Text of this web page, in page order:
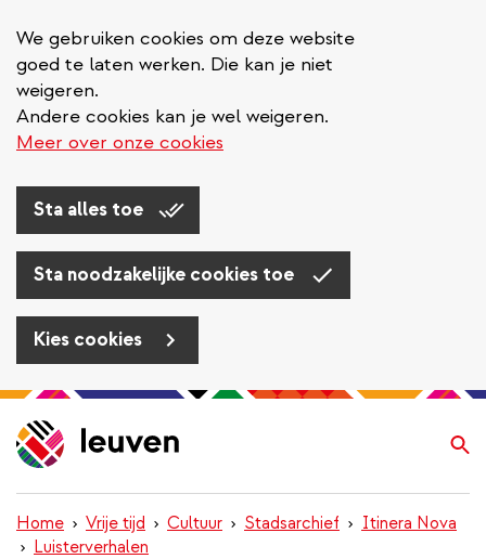
We gebruiken cookies om deze website
goed te laten werken. Die kan je niet
weigeren.
Andere cookies kan je wel weigeren.
Meer over onze cookies
Sta alles toe
Sta noodzakelijke cookies toe
Kies cookies
Overslaan
en
naar
inhoud
gaan
Home Vrije tijd Cultuur Stadsarchief
Itinera Nova
Luisterverhalen